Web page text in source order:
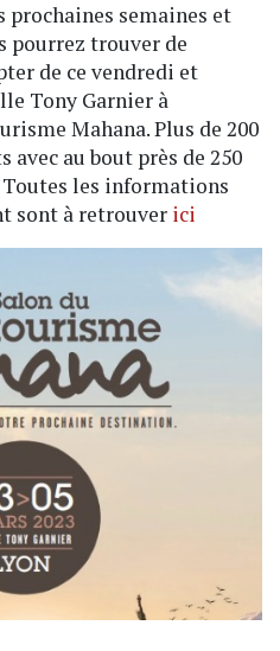
prochaines semaines et
pourrez trouver de
de ce vendredi et
Tony Garnier à
Mahana. Plus de 200
avec au bout près de 250
les informations
sont à retrouver ici